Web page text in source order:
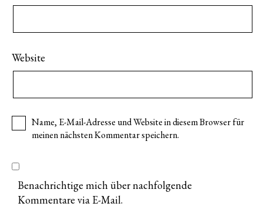
Website
Name, E-Mail-Adresse und Website in diesem Browser für
meinen nächsten Kommentar speichern.
Benachrichtige mich über nachfolgende
Kommentare via E-Mail.